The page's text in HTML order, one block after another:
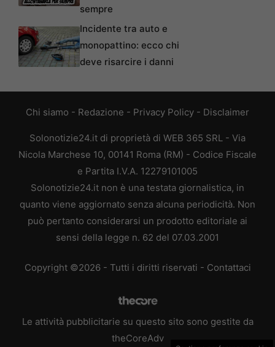
sempre
Incidente tra auto e
monopattino: ecco chi
deve risarcire i danni
Chi siamo - Redazione - Privacy Policy - Disclaimer
Solonotizie24.it di proprietà di WEB 365 SRL - Via
Nicola Marchese 10, 00141 Roma (RM) - Codice Fiscale
e Partita I.V.A. 12279101005
Solonotizie24.it non è una testata giornalistica, in
quanto viene aggiornato senza alcuna periodicità. Non
può pertanto considerarsi un prodotto editoriale ai
sensi della legge n. 62 del 07.03.2001
Copyright ©2026 - Tutti i diritti riservati - Contattaci
Le attività pubblicitarie su questo sito sono gestite da
theCoreAdv